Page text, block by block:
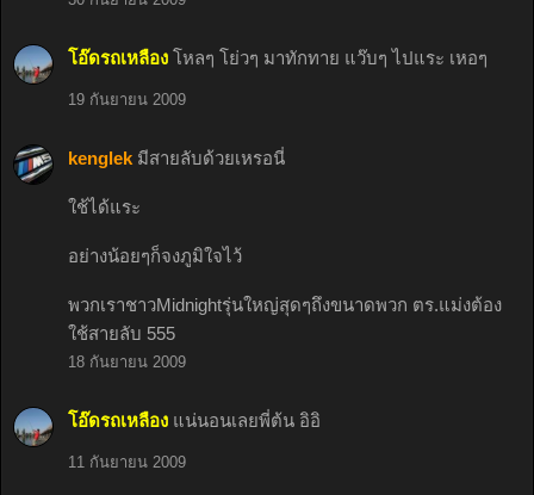
โอ๊ดรถเหลือง โหลๆ โย่วๆ มาทักทาย แว๊บๆ ไปแระ เหอๆ
19 กันยายน 2009
kenglek มีสายลับด้วยเหรอนี่
ใช้ได้แระ
อย่างน้อยๆก็จงภูมิใจไว้
พวกเราชาวMidnightรุ่นใหญ่สุดๆถึงขนาดพวก ตร.แม่งต้อง
ใช้สายลับ 555
18 กันยายน 2009
โอ๊ดรถเหลือง แน่นอนเลยพี่ต้น อิอิ
11 กันยายน 2009